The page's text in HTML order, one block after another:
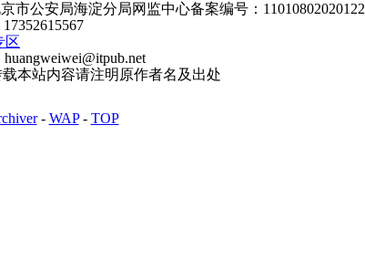
市公安局海淀分局网监中心备案编号：11010802020122
区
huangweiwei@itpub.net
本站内容请注明原作者名及出处
- WAP- TOP